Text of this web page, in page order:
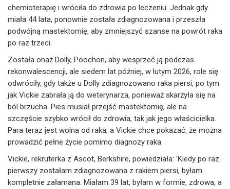
chemioterapię i wróciła do zdrowia po leczeniu. Jednak gdy
miała 44 lata, ponownie została zdiagnozowana i przeszła
podwójną mastektomię, aby zmniejszyć szanse na powrót raka
po raz trzeci.
Została onaż Dolly, Poochon, aby wesprzeć ją podczas
rekonwalescencji, ale siedem lat później, w lutym 2026, role się
odwróciły, gdy także u Dolly zdiagnozowano raka piersi, po tym
jak Vickie zabrała ją do weterynarza, ponieważ skarżyła się na
ból brzucha. Pies musiał przejść mastektomię, ale na
szczęście szybko wrócił do zdrowia, tak jak jego właścicielka.
Para teraz jest wolna od raka, a Vickie chce pokazać, że można
prowadzić pełne życie pomimo diagnozy raka.
Vickie, rekruterka z Ascot, Berkshire, powiedziała: 'Kiedy po raz
pierwszy zostałam zdiagnozowana z rakiem piersi, byłam
kompletnie załamana. Miałam 39 lat, byłam w formie, zdrowa, a